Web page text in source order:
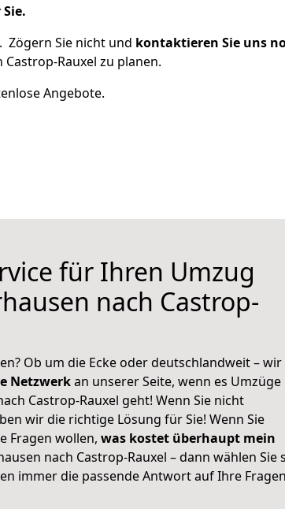
Zögern Sie nicht und kontaktieren Sie uns
Rauxel zu planen.
Angebote.
für Ihren Umzug
nach Castrop-
Ob um die Ecke oder deutschlandweit – wir
Netzwerkan unserer Seite, wenn es Umzüge
Castrop-Rauxel geht! Wenn Sie nicht
wir die richtige Lösung für Sie! Wenn Sie
Fragen wollen, was kostet überhaupt mein
nach Castrop-Rauxel – dann wählen Sie
immer die passende Antwort auf Ihre Fragen